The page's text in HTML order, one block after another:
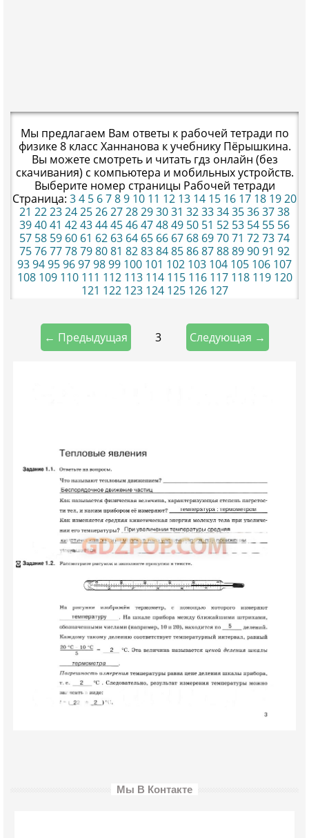
Мы предлагаем Вам ответы к рабочей тетради по
физике 8 класс Ханнанова к учебнику Пёрышкина.
Вы можете смотреть и читать гдз онлайн (без
скачивания) с компьютера и мобильных устройств.
Выберите номер страницы Рабочей тетради
Страница: 34 5 6789 10 11 12 13 14 15 16 17 18 1920
21 22232425262728293031 32333435363738
394041 4243444546474849 50 51 52 53 54 55 56
57 58 59 60 61 62 63 64 65 66 67 68 697071 727374
75767778798081 82838485868788899091 92
93949596979899 100 101 102 103 104 105 106 107
108109110111 112113114115116117118119120
121 122123124125126127
← Предыдущая 3 Следующая →
Мы В Контакте